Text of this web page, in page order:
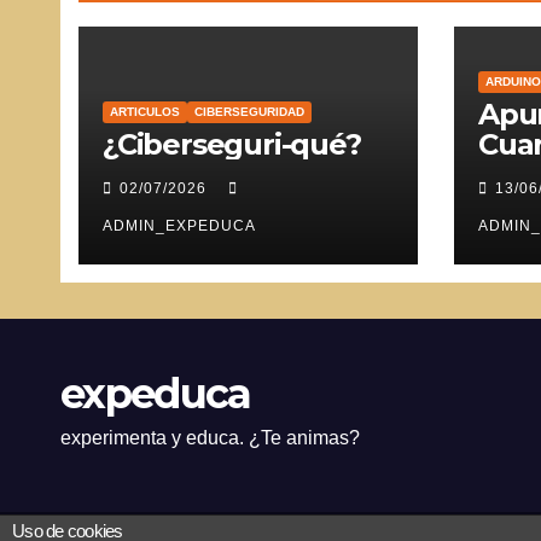
ARTICULOS CIBERSEGURIDAD
¿Ciberseguri-qué?
02/07/2026
ADMIN_EXPEDUCA
ARDUINO
13/
expeduca
experimenta y educa. ¿Te animas?
Uso de cookies